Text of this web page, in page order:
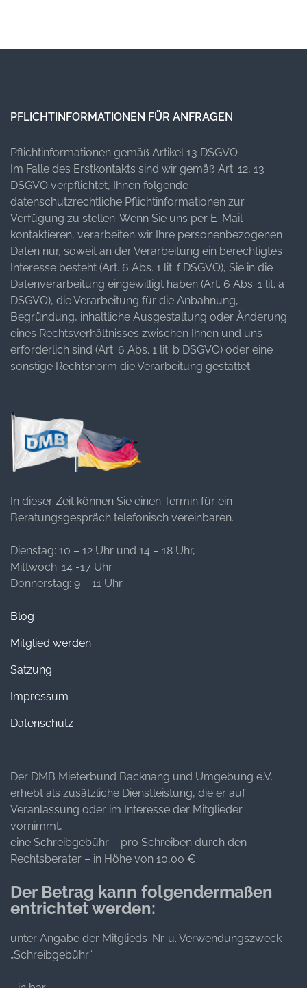
PFLICHTINFORMATIONEN FÜR ANFRAGEN
Pflichtinformationen gemäß Artikel 13 DSGVO
Im Falle des Erstkontakts sind wir gemäß Art. 12, 13
DSGVO verpflichtet, Ihnen folgende
datenschutzrechtliche Pflichtinformationen zur
Verfügung zu stellen: Wenn Sie uns per E-Mail
kontaktieren, verarbeiten wir Ihre personenbezogenen
Daten nur, soweit an der Verarbeitung ein berechtigtes
Interesse besteht (Art. 6 Abs. 1 lit. f DSGVO), Sie in die
Datenverarbeitung eingewilligt haben (Art. 6 Abs. 1 lit. a
DSGVO), die Verarbeitung für die Anbahnung,
Begründung, inhaltliche Ausgestaltung oder Änderung
eines Rechtsverhältnisses zwischen Ihnen und uns
erforderlich sind (Art. 6 Abs. 1 lit. b DSGVO) oder eine
sonstige Rechtsnorm die Verarbeitung gestattet.
In dieser Zeit können Sie einen Termin für ein
Beratungsgespräch telefonisch vereinbaren.
Dienstag: 10 – 12 Uhr und 14 – 18 Uhr,
Mittwoch: 14 -17 Uhr
Donnerstag: 9 – 11 Uhr
Blog
Mitglied werden
Satzung
Impressum
Datenschutz
Der DMB Mieterbund Backnang und Umgebung e.V.
erhebt als zusätzliche Dienstleistung, die er auf
Veranlassung oder im Interesse der Mitglieder
vornimmt,
eine Schreibgebühr – pro Schreiben durch den
Rechtsberater – in Höhe von 10,00 €
Der Betrag kann folgendermaßen
entrichtet werden:
unter Angabe der Mitglieds-Nr. u. Verwendungszweck
„Schreibgebühr“